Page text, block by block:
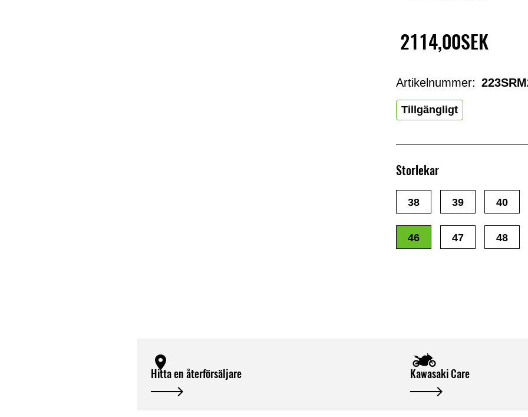
2114,00SEK
Tillgängligt
Storlekar
38 39 40
46 47 48
Artikelnummer:
Hitta en återförsäljare Kawasaki Care